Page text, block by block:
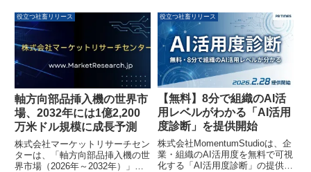
しました。その結果、「洗うのが
面倒」「重い」といった習慣化の
壁に対し、「自分で作ったデザイ
ンへの愛着」が強い動機となり、
社内利用率が50.0％から73.9％へ
と大幅に向上したことを発表しま
ェビナーを2026年7月22日に開催
します。本ウェビナーでは、AIネ
イティブ世代の学生の行動変化
と、企業側が採用広報、選考体
験、内定者フォローをどのように
見直すべきかについて、実践的な
ヒントを提供します。
役立つ社畜リリース
軸方向部品挿入機の世界市
場、2032年には1億2,200
万米ドル規模に成長予測
株式会社マーケットリサーチセン
ターは、「軸方向部品挿入機の世
界市場（2026年～2032年）」に
役立つ社畜リリース
【無料】8分で組織のAI活
用レベルがわかる「AI活用
度診断」を提供開始
株式会社MomentumStudioは、企
業・組織のAI活用度を無料で可視
化する「AI活用度診断」の提供を